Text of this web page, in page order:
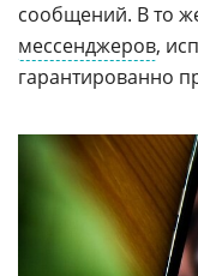
сообщений. В то
мессенджеров,
гарантированно